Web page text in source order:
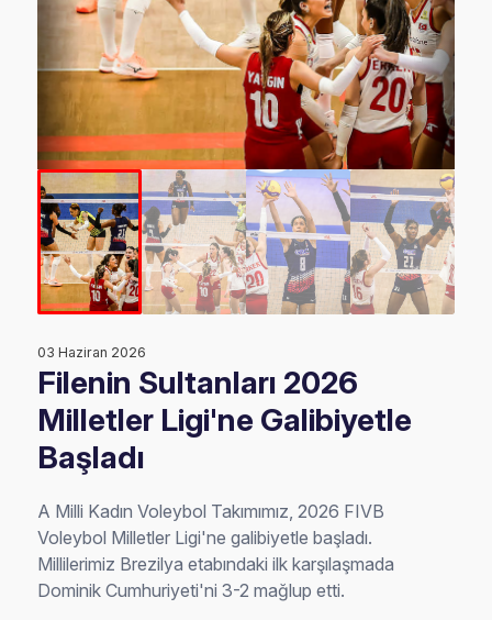
03 Haziran 2026
Filenin Sultanları 2026
Milletler Ligi'ne Galibiyetle
Başladı
A Milli Kadın Voleybol Takımımız, 2026 FIVB
Voleybol Milletler Ligi'ne galibiyetle başladı.
Millilerimiz Brezilya etabındaki ilk karşılaşmada
Dominik Cumhuriyeti'ni 3-2 mağlup etti.